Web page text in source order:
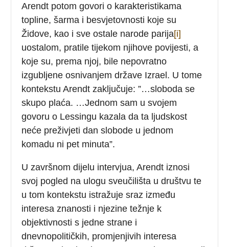
Arendt potom govori o karakteristikama
topline, šarma i besvjetovnosti koje su
Židove, kao i sve ostale narode parija[i]
uostalom, pratile tijekom njihove povijesti, a
koje su, prema njoj, bile nepovratno
izgubljene osnivanjem države Izrael. U tome
kontekstu Arendt zaključuje: ”…sloboda se
skupo plaća. …Jednom sam u svojem
govoru o Lessingu kazala da ta ljudskost
neće preživjeti dan slobode u jednom
komadu ni pet minuta”.
U završnom dijelu intervjua, Arendt iznosi
svoj pogled na ulogu sveučilišta u društvu te
u tom kontekstu istražuje sraz između
interesa znanosti i njezine težnje k
objektivnosti s jedne strane i
dnevnopolitičkih, promjenjivih interesa